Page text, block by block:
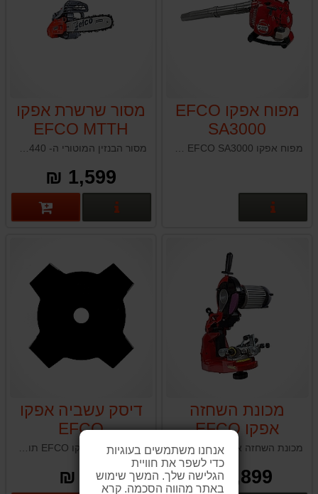
אנחנו משתמשים בעוגיות
כדי לשפר את חוויית
הגלישה שלך. המשך שימוש
באתר מהווה הסכמה. קרא
מפוח אפקו EFCO
SA3000
מפוח אפקו EFCO SA3000 תוצרת איטליה
מסור שרשרת אפקו
EFCO MTTH
2400 25.4CC מסור הבנזין המוטורי ה- MTTH 2440 מבית אפקו efco איטליה הוא כלי חזק ואמין המיועד למשתמשים מקצועיים וחצי מקצועיים הזקוקים לכלי אמין. עם הספק של 1.2 כוחות סוס ונפח של 25.4 סנטימטר מעוקב, מסור זה יכול להתמודד עם משימות גיזום כבדות בקלות.
1,599 ₪
פרטים נוספים
מכונת השחזה
אפקו EFCO
SUPER JOLLYמכונת השחזה אפקו EFCO SUPER JOLLY תוצרת איטליה
2,899 ₪
דיסק עשביה אפקו
EFCO
99 ₪